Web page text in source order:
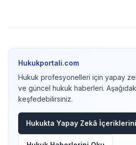
Hukukportali.com
Hukuk profesyonelleri için yapay
ve güncel hukuk haberleri.
keşfedebilirsiniz.
Hukukta Yapay Zekâ